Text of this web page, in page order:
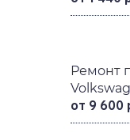
Ремонт
от 9 600